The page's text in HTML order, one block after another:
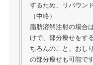
するため、リバウン
（中略）
脂肪溶解注射の場合
けで、部分痩せをす
ちろんのこと、おし
の部分痩せも可能です